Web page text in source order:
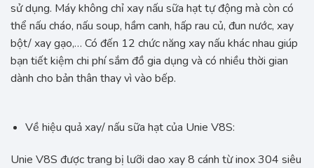
sử dụng. Máy không chỉ xay nấu sữa hạt tự động mà còn có
thể nấu cháo, nấu soup, hầm canh, hấp rau củ, đun nước, xay
bột/ xay gạo,… Có đến 12 chức năng xay nấu khác nhau giúp
bạn tiết kiệm chi phí sắm đồ gia dụng và có nhiều thời gian
dành cho bản thân thay vì vào bếp.
Về hiệu quả xay/ nấu sữa hạt của Unie V8S:
Unie V8S được trang bị lưỡi dao xay 8 cánh từ inox 304 siêu